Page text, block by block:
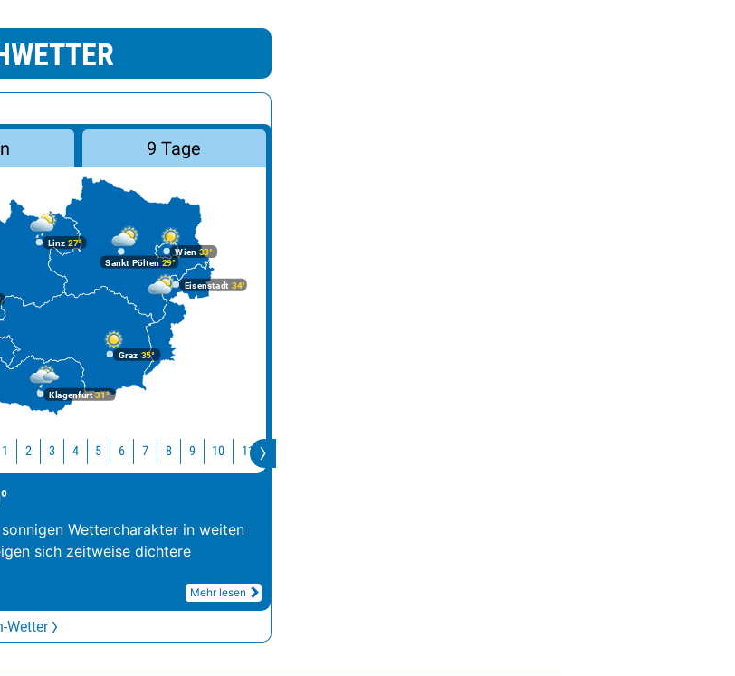
9 Tage
Graz 35°
Klagenfurt31°
Linz 27°
Wien 33°
Eisenstadt 34°
Sankt Pölten 29°
1 2 3 4 5 6 7 8 9 10 11
Wettercharakter in weiten
sich zeitweise dichtere
Mehr lesen
Wetter